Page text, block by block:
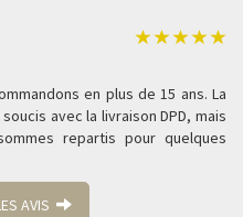
en plus de 15 ans. La
avec la livraison DPD, mais
repartis pour quelques
AVIS